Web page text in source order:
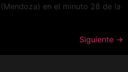
en el minuto 28 de la
Siguiente →